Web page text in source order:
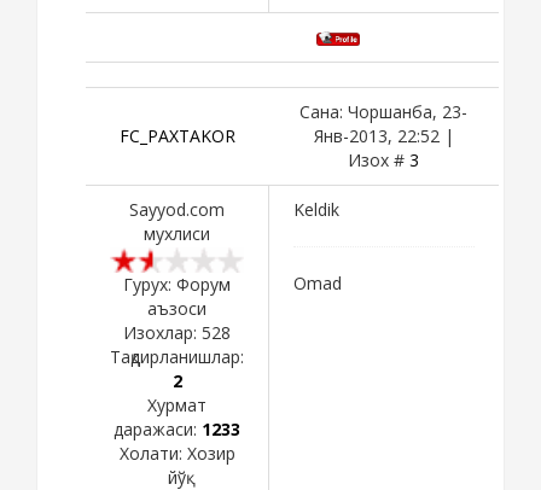
FC_PAXTAKOR
Сана: Чоршанба, 23-
Янв-2013, 22:52 |
Изох # 3
Sayyod.com
мухлиси
Гурух: Форум
аъзоси
Изохлар: 528
Тақдирланишлар:
2
Хурмат
даражаси: 1233
Холати: Хозир
йўқ
Keldik
Omad